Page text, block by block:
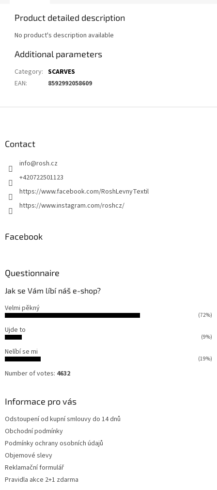
Product detailed description
No product's description available
Additional parameters
Category: SCARVES
EAN: 8592992058609
Contact
info@rosh.cz
+420722501123
https://www.facebook.com/RoshLevnyTextil
https://www.instagram.com/roshcz/
Facebook
Questionnaire
Jak se Vám líbí náš e-shop?
Velmi pěkný
(72%)
Ujde to
(9%)
Nelíbí se mi
(19%)
Number of votes: 4632
Informace pro vás
Odstoupení od kupní smlouvy do 14 dnů
Obchodní podmínky
Podmínky ochrany osobních údajů
Objemové slevy
Reklamační formulář
Pravidla akce 2+1 zdarma